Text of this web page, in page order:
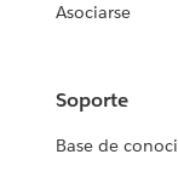
Asociarse
Soporte
Base de